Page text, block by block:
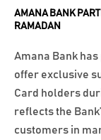
AMANA BANK
RAMADAN
Amana Bank
offer exclusive
Card holders
reflects the
customers in